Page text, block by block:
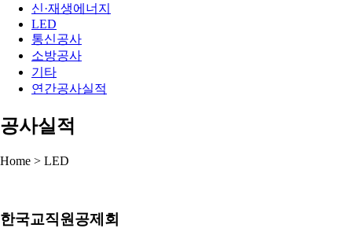
신·재생에너지
LED
통신공사
소방공사
기타
연간공사실적
공사실적
Home > LED
한국교직원공제회